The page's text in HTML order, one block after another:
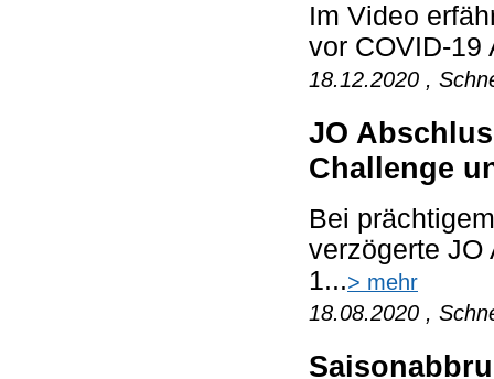
Im Video
vor COVID-19
18.12.2020 ,
JO
Challenge
Bei
verzögerte JO
1...> mehr
18.08.2020 ,